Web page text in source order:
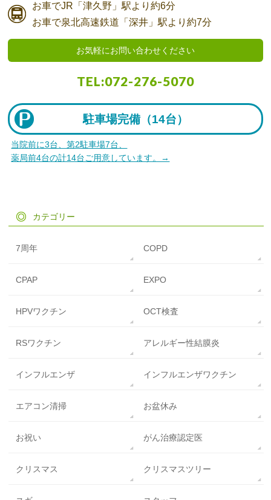
お車でJR「津久野」駅より約6分
お車で泉北高速鉄道「深井」駅より約7分
お気軽にお問い合わせください
TEL:072-276-5070
駐車場完備（14台）
当院前に3台、第2駐車場7台、
薬局前4台の計14台ご用意しています。→
カテゴリー
7周年 COPD
CPAP EXPO
HPVワクチン OCT検査
RSワクチン アレルギー性結膜炎
インフルエンザ インフルエンザワクチン
エアコン清掃 お盆休み
お祝い がん治療認定医
クリスマス クリスマスツリー